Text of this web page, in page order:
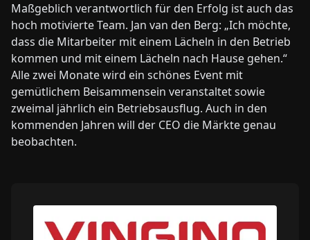
Maßgeblich verantwortlich für den Erfolg ist auch das
hoch motivierte Team. Jan van den Berg: „Ich möchte,
dass die Mitarbeiter mit einem Lächeln in den Betrieb
kommen und mit einem Lächeln nach Hause gehen.“
Alle zwei Monate wird ein schönes Event mit
gemütlichem Beisammensein veranstaltet sowie
zweimal jährlich ein Betriebsausflug. Auch in den
kommenden Jahren will der CEO die Märkte genau
beobachten.